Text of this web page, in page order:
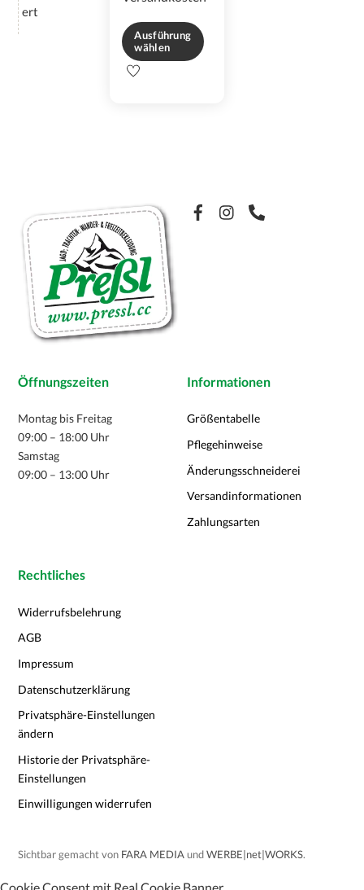
Ausführung
wählen
Dieses
können
auf
der
Produktseite
gewählt
werden
ert
Facebook
Öffnungszeiten
Montag bis Freitag
09:00 – 18:00 Uhr
Samstag
09:00 – 13:00 Uhr
Informationen
Größentabelle
Pflegehinweise
Änderungsschneiderei
Versandinformationen
Zahlungsarten
Rechtliches
Widerrufsbelehrung
AGB
Impressum
Datenschutzerklärung
Privatsphäre-Einstellungen
ändern
Historie der Privatsphäre-
Einstellungen
Einwilligungen widerrufen
Sichtbar gemacht von FARA MEDIAundWERBE|net|WORKS.